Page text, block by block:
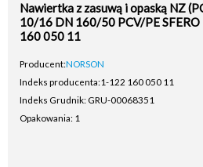
Nawiertka z zasuwą i opaską NZ
10/16 DN 160/50 PCV/PE
160 050 11
Producent:NORSON
Indeks producenta:1-122 160 050 11
Indeks Grudnik: GRU-00068351
Opakowania: 1